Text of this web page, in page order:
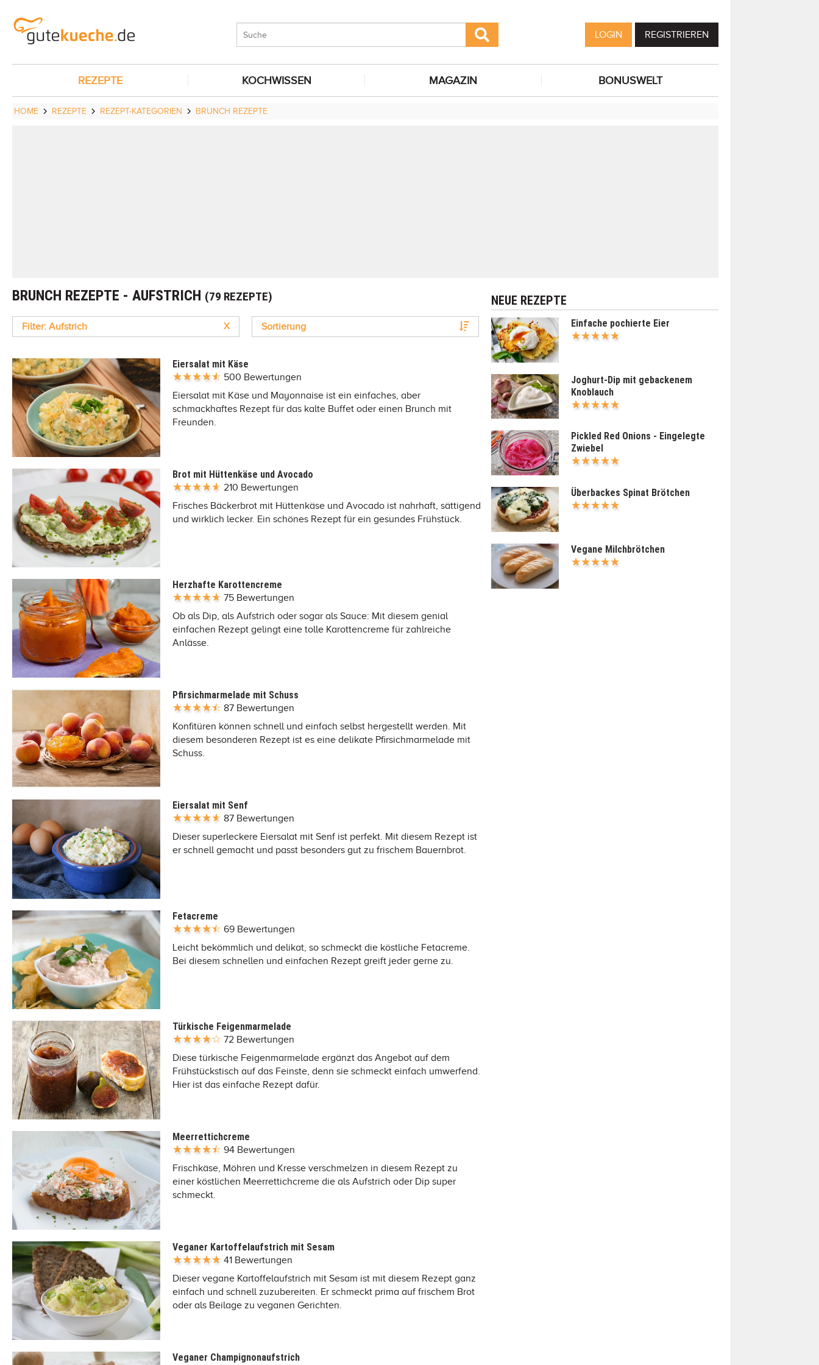
LOGIN REGISTRIEREN
REZEPTE KOCHWISSEN MAGAZIN BONUSWELT
HOME REZEPTE REZEPT-KATEGORIEN BRUNCH REZEPTE
BRUNCH REZEPTE - AUFSTRICH (79 REZEPTE)
Filter: Aufstrich X Sortierung
Eiersalat mit Käse
500 Bewertungen
Eiersalat mit Käse und Mayonnaise ist ein einfaches, aber
schmackhaftes Rezept für das kalte Buffet oder einen Brunch mit
Freunden.
Brot mit Hüttenkäse und Avocado
210 Bewertungen
Frisches Bäckerbrot mit Hüttenkäse und Avocado ist nahrhaft, sättigend
und wirklich lecker. Ein schönes Rezept für ein gesundes Frühstück.
Herzhafte Karottencreme
75 Bewertungen
Ob als Dip, als Aufstrich oder sogar als Sauce: Mit diesem genial
einfachen Rezept gelingt eine tolle Karottencreme für zahlreiche
Anlässe.
Pfirsichmarmelade mit Schuss
87 Bewertungen
Konfitüren können schnell und einfach selbst hergestellt werden. Mit
diesem besonderen Rezept ist es eine delikate Pfirsichmarmelade mit
Schuss.
Eiersalat mit Senf
87 Bewertungen
Dieser superleckere Eiersalat mit Senf ist perfekt. Mit diesem Rezept ist
er schnell gemacht und passt besonders gut zu frischem Bauernbrot.
Fetacreme
69 Bewertungen
Leicht bekömmlich und delikat, so schmeckt die köstliche Fetacreme.
Bei diesem schnellen und einfachen Rezept greift jeder gerne zu.
Türkische Feigenmarmelade
72 Bewertungen
Diese türkische Feigenmarmelade ergänzt das Angebot auf dem
Frühstückstisch auf das Feinste, denn sie schmeckt einfach umwerfend.
Hier ist das einfache Rezept dafür.
Meerrettichcreme
94 Bewertungen
Frischkäse, Möhren und Kresse verschmelzen in diesem Rezept zu
einer köstlichen Meerrettichcreme die als Aufstrich oder Dip super
schmeckt.
Veganer Kartoffelaufstrich mit Sesam
41 Bewertungen
Dieser vegane Kartoffelaufstrich mit Sesam ist mit diesem Rezept ganz
einfach und schnell zuzubereiten. Er schmeckt prima auf frischem Brot
oder als Beilage zu veganen Gerichten.
Veganer Champignonaufstrich
NEUE REZEPTE
Einfache pochierte Eier
Joghurt-Dip mit gebackenem
Knoblauch
Pickled Red Onions - Eingelegte
Zwiebel
Überbackes Spinat Brötchen
Vegane Milchbrötchen